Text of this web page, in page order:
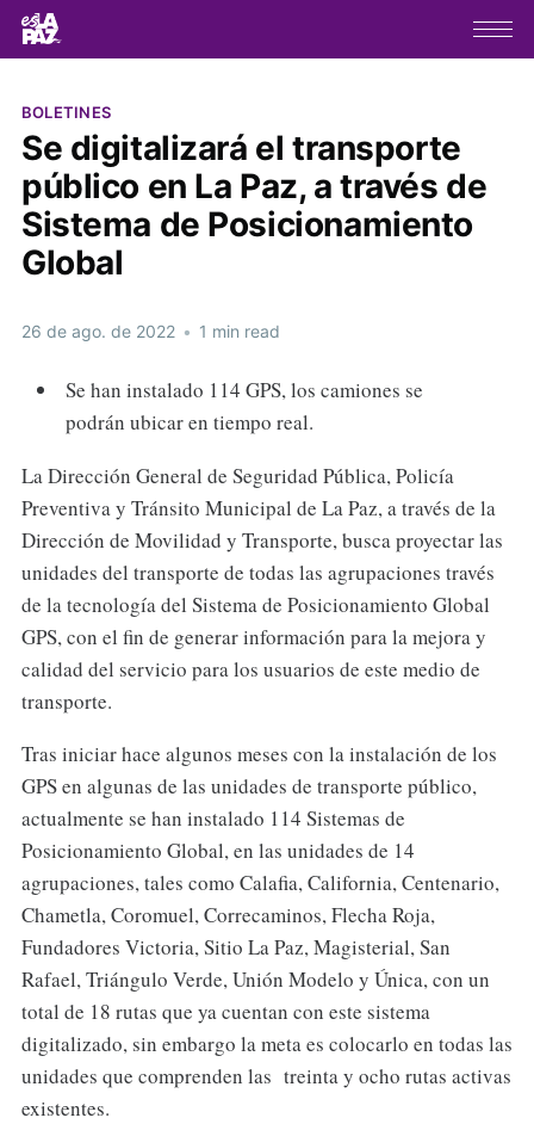
BOLETINES
Se digitalizará el transporte
público en La Paz, a través de
Sistema de Posicionamiento
Global
26 de ago. de 2022 • 1 min read
Se han instalado 114 GPS, los camiones se
podrán ubicar en tiempo real.
La Dirección General de Seguridad Pública, Policía
Preventiva y Tránsito Municipal de La Paz, a través de la
Dirección de Movilidad y Transporte, busca proyectar las
unidades del transporte de todas las agrupaciones través
de la tecnología del Sistema de Posicionamiento Global
GPS, con el fin de generar información para la mejora y
calidad del servicio para los usuarios de este medio de
transporte.
Tras iniciar hace algunos meses con la instalación de los
GPS en algunas de las unidades de transporte público,
actualmente se han instalado 114 Sistemas de
Posicionamiento Global, en las unidades de 14
agrupaciones, tales como Calafia, California, Centenario,
Chametla, Coromuel, Correcaminos, Flecha Roja,
Fundadores Victoria, Sitio La Paz, Magisterial, San
Rafael, Triángulo Verde, Unión Modelo y Única, con un
total de 18 rutas que ya cuentan con este sistema
digitalizado, sin embargo la meta es colocarlo en todas las
unidades que comprenden las treinta y ocho rutas activas
existentes.